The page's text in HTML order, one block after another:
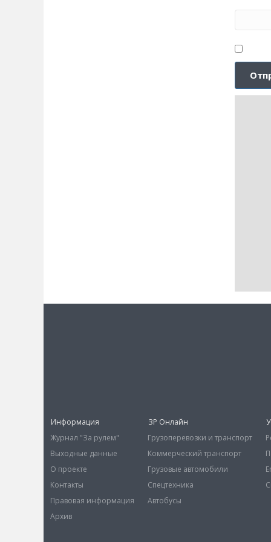
Информация
Журнал "За рулем"
Выходные данные
О проекте
Контакты
Правовая информация
Архив
ЗР Онлайн
Грузоперевозки и транспорт
Коммерческий транспорт
Грузовые автомобили
Спецтехника
Автобусы